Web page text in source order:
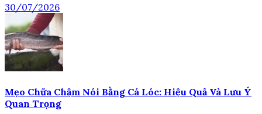
30/07/2026
Mẹo Chữa Chậm Nói Bằng Cá Lóc: Hiệu Quả Và Lưu Ý
Quan Trọng